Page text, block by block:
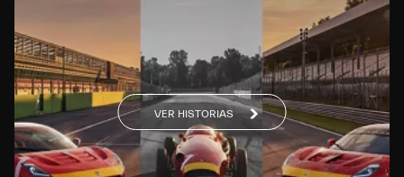
VER HISTORIAS